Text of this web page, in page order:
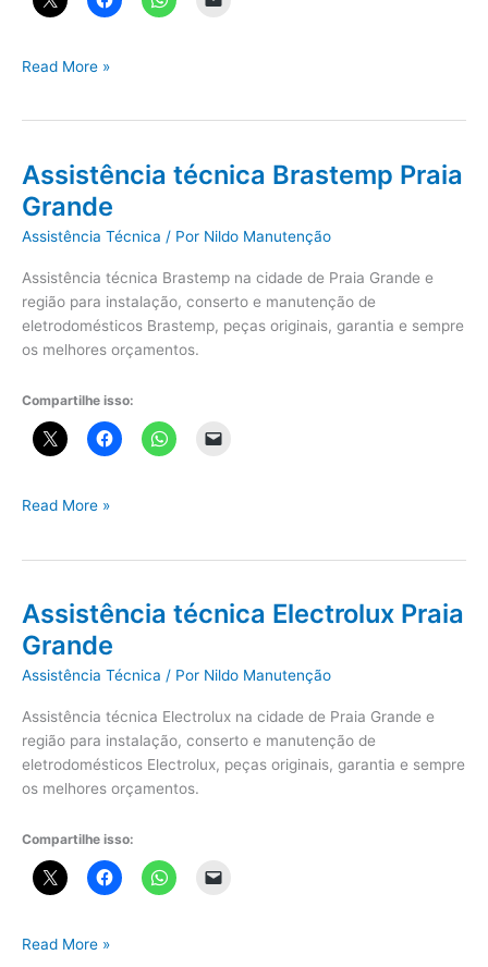
Assistência
Grande
Read More »
Assistência técnica Brastemp Praia
Grande
Assistência Técnica / Por Nildo Manutenção
Assistência técnica Brastemp na cidade de Praia Grande e
região para instalação, conserto e manutenção de
eletrodomésticos Brastemp, peças originais, garantia e sempre
os melhores orçamentos.
Compartilhe isso:
Assistência
Grande
Read More »
Assistência técnica Electrolux Praia
Grande
Assistência Técnica / Por Nildo Manutenção
Assistência técnica Electrolux na cidade de Praia Grande e
região para instalação, conserto e manutenção de
eletrodomésticos Electrolux, peças originais, garantia e sempre
os melhores orçamentos.
Compartilhe isso:
Assistência
Read More »